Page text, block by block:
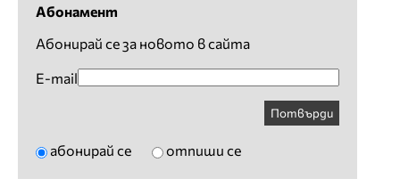
Абонамент
Абонирай се за новото в сайта
E-mail
Потвърди
абонирай се отпиши се